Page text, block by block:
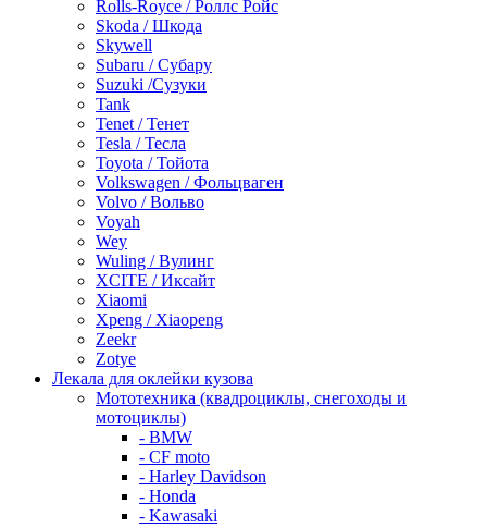
Rolls-Royce / Роллс Ройс
Skoda / Шкода
Skywell
Subaru / Субару
Suzuki /Сузуки
Tank
Tenet / Тенет
Tesla / Тесла
Toyota / Тойота
Volkswagen / Фольцваген
Volvo / Вольво
Voyah
Wey
Wuling / Вулинг
XCITE / Иксайт
Xiaomi
Xpeng / Xiaopeng
Zeekr
Zotye
Лекала для оклейки кузова
Мототехника (квадроциклы, снегоходы и
мотоциклы)
- BMW
- CF moto
- Harley Davidson
- Honda
- Kawasaki